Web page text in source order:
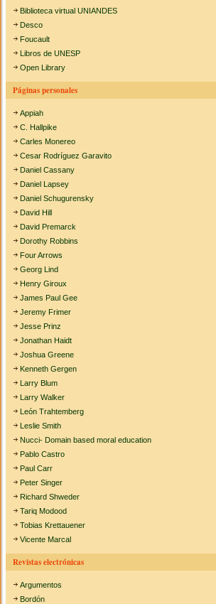
Biblioteca virtual UNIANDES
Desco
Foucault
Libros de UNESP
Open Library
Páginas personales
Appiah
C. Hallpike
Carles Monereo
Cesar Rodríguez Garavito
Daniel Cassany
Daniel Lapsey
Daniel Schugurensky
David Hill
David Premarck
Dorothy Robbins
Four Arrows
Georg Lind
Henry Giroux
James Paul Gee
Jeremy Frimer
Jesse Prinz
Jonathan Haidt
Joshua Greene
Kenneth Gergen
Larry Blum
Larry Walker
León Trahtemberg
Leslie Smith
Nucci- Domain based moral education
Pablo Castro
Paul Carr
Peter Singer
Richard Shweder
Tariq Modood
Tobias Krettauener
Vicente Marcal
Revistas electrónicas
Argumentos
Bordón